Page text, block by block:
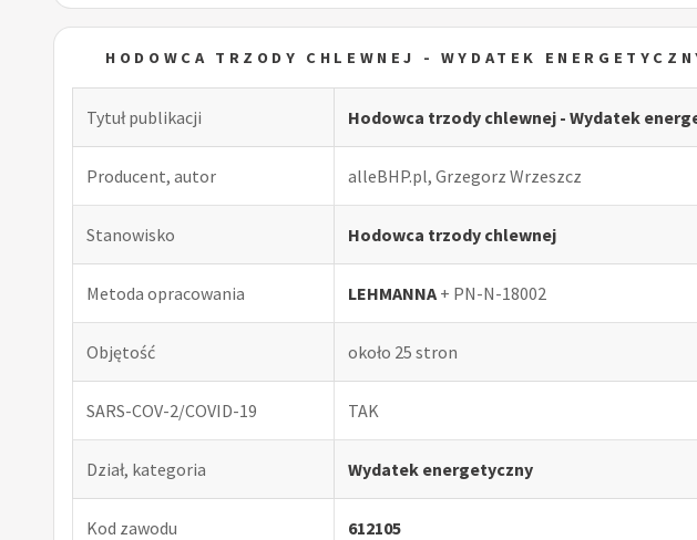
HODOWCA TRZODY CHLEWNEJ - WYDATEK
Tytuł publikacji Hodowca trzody chlewnej - Wydatek
Producent, autor alleBHP.pl, Grzegorz Wrzeszcz
Stanowisko Hodowca trzody chlewnej
Metoda opracowania LEHMANNA + PN-N-18002
Objętość około 25 stron
SARS-COV-2/COVID-19 TAK
Dział, kategoria Wydatek energetyczny
Kod zawodu 612105